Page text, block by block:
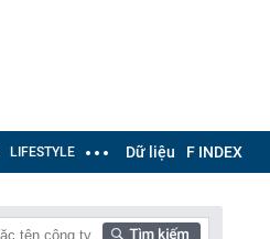
LIFESTYLE Dữ liệu F INDEX